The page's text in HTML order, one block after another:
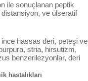
ile sonuçlanan peptik
ve ülseratif
hassas deri, peteşi ve
stria, hirsutizm,
benzerilezyonlar, deri
hastalıkları